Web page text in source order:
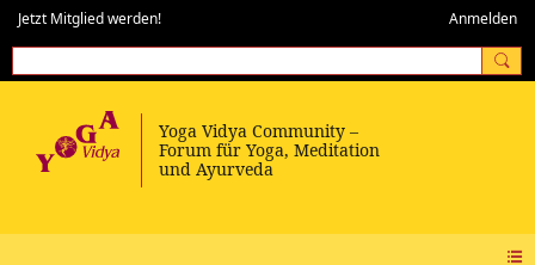
Jetzt Mitglied werden! Anmelden